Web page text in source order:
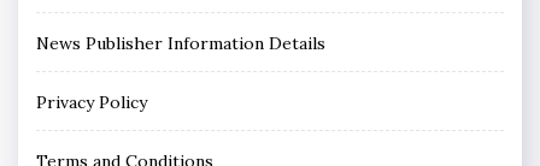
News Publisher Information Details
Privacy Policy
Terms and Conditions